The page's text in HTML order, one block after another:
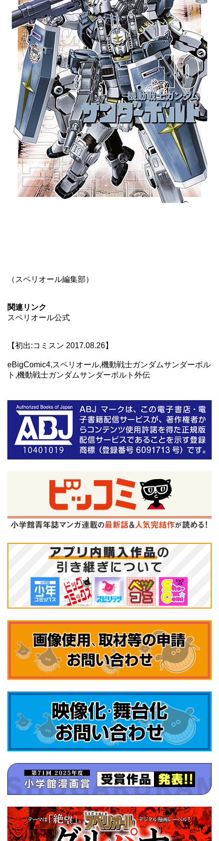
（スペリオール編集部）
関連リンク
スペリオール公式
【初出:コミスン 2017.08.26】
eBigComic4,スペリオール,機動戦士ガンダムサンダーボル
ト,機動戦士ガンダムサンダーボルト外伝